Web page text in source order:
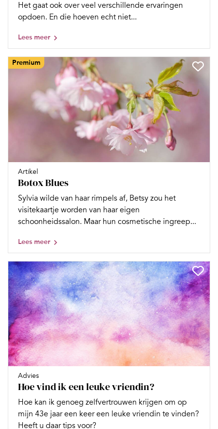
Het gaat ook over veel verschillende ervaringen
opdoen. En die hoeven echt niet...
Lees meer
Premium
Artikel
Botox Blues
Sylvia wilde van haar rimpels af, Betsy zou het
visitekaartje worden van haar eigen
schoonheidssalon. Maar hun cosmetische ingreep...
Lees meer
Advies
Hoe vind ik een leuke vriendin?
Hoe kan ik genoeg zelfvertrouwen krijgen om op
mijn 43e jaar een keer een leuke vriendin te vinden?
Heeft u daar tips voor?